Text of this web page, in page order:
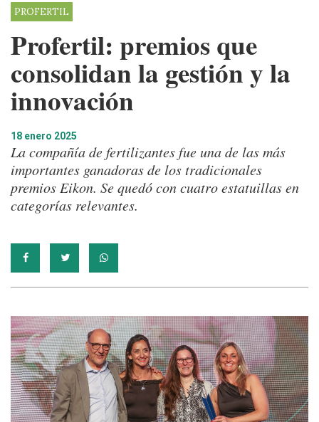
PROFERTIL
Profertil: premios que
consolidan la gestión y la
innovación
18 enero 2025
La compañía de fertilizantes fue una de las más
importantes ganadoras de los tradicionales
premios Eikon. Se quedó con cuatro estatuillas en
categorías relevantes.